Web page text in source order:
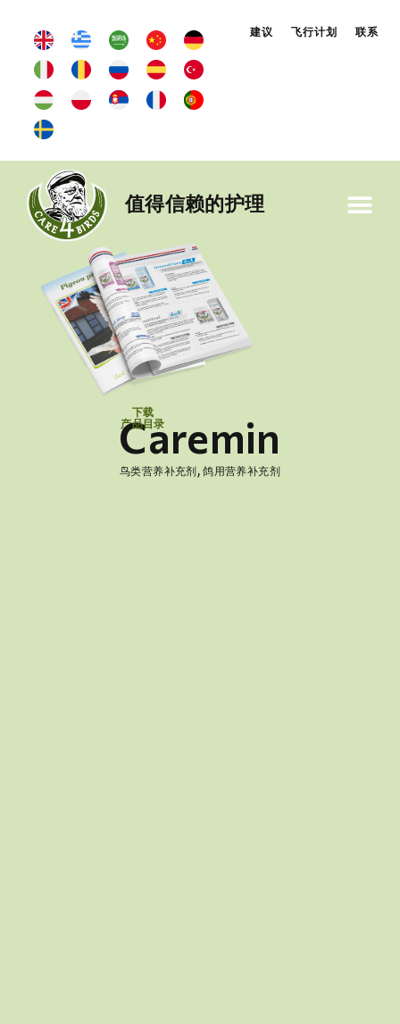
建议 飞行计划 联系
值得信赖的护理
下载
产品目录
Caremin
鸟类营养补充剂,鸽用营养补充剂